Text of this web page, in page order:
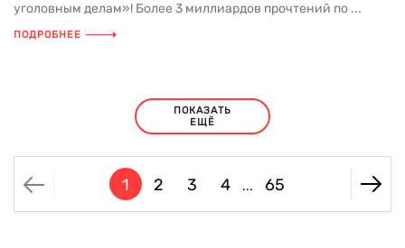
уголовным делам»! Более 3 миллиардов прочтений по ...
ПОДРОБНЕЕ
ПОКАЗАТЬ
ЕЩЁ
1 2 3 4 ... 65